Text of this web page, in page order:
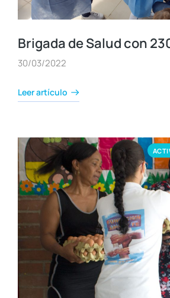
Brigada de Salud con
30/03/2022
Leer artículo